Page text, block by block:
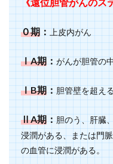
０期：上皮内がん
ⅠA期：がんが胆管の
ⅠB期：胆管壁を超え
ⅡA期：胆のう、肝臓
浸潤がある、または門
の血管に浸潤がある。